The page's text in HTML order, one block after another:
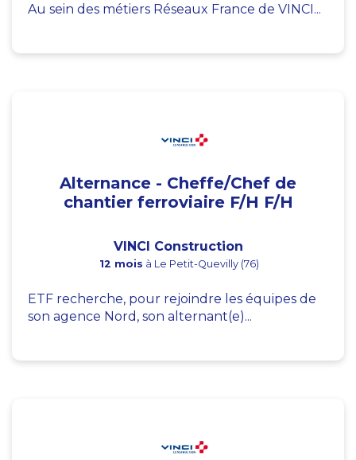
Au sein des métiers Réseaux France de VINCI...
Alternance - Cheffe/Chef de
chantier ferroviaire F/H F/H
VINCI Construction
12 mois à Le Petit-Quevilly (76)
ETF recherche, pour rejoindre les équipes de
son agence Nord, son alternant(e)...